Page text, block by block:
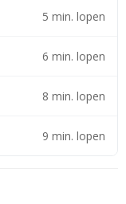
een
vestigingslocatie
5 min. lopen
6 min. lopen
8 min. lopen
9 min. lopen